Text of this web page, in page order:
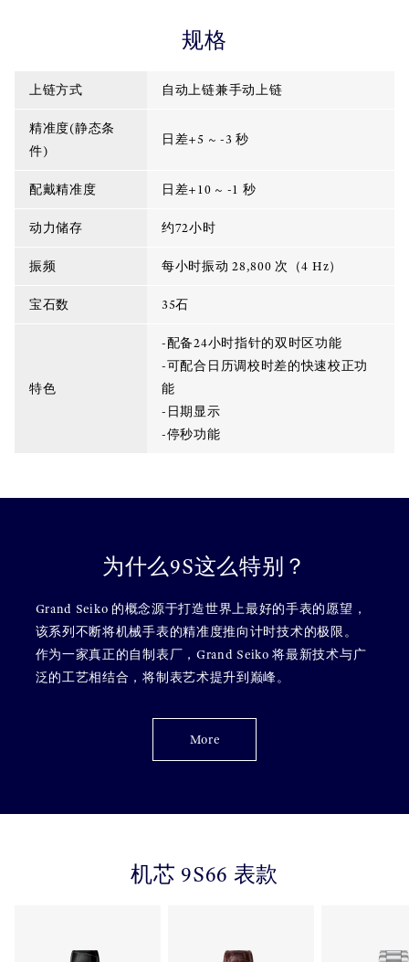
规格
上链方式 自动上链兼手动上链
精准度(静态条
件)
日差+5 ~ -3 秒
配戴精准度 日差+10 ~ -1 秒
动力储存 约72小时
振频 每小时振动 28,800 次（4 Hz）
宝石数 35石
特色
-配备24小时指针的双时区功能
-可配合日历调校时差的快速校正功
能
-日期显示
-停秒功能
为什么9S这么特别？
Grand Seiko 的概念源于打造世界上最好的手表的愿望，
该系列不断将机械手表的精准度推向计时技术的极限。
作为一家真正的自制表厂，Grand Seiko 将最新技术与广
泛的工艺相结合，将制表艺术提升到巅峰。
More
机芯 9S66 表款